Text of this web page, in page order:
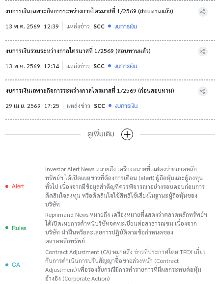
งบการเงินเฉพาะกิจการระหว่างกาลไตรมาสที่ 1/2569 (สอบทานแล้ว)
13 พ.ค. 2569 12:39 แหล่งข่าว SCC งบการเงิน
งบการเงินรวมระหว่างกาลไตรมาสที่ 1/2569 (สอบทานแล้ว)
13 พ.ค. 2569 12:34 แหล่งข่าว SCC งบการเงิน
งบการเงินเฉพาะกิจการระหว่างกาลไตรมาสที่ 1/2569 (ก่อนสอบทาน)
29 เม.ย. 2569 17:25 แหล่งข่าว SCC งบการเงิน
ดูเพิ่มเติม
Alert
Investor Alert News หมายถึง เครื่องหมายที่เแสดงว่าตลาดหลัก
ทรัพย์ฯ ได้เปิดเผยข่าวที่ต้องการเตือน (alert) ผู้ถือหุ้นและผู้ลงทุน
ทั่วไป เนื่องจากมีข้อมูลสำคัญที่ควรพิจารณาอย่างรอบคอบก่อนการ
ตัดสินใจลงทุน หรือตัดสินใจใช้สิทธิใช้เสียงในฐานะผู้ถือหุ้นของ
บริษัท
Rules
Reprimand News หมายถึง เครื่องหมายที่แสดงว่าตลาดหลักทรัพย์ฯ
ได้เปิดเผยการตำหนิบริษัทจดทะเบียนต่อสาธารณชน เนื่องจาก
บริษัท ฝ่าฝืนหรือละเลยการปฏิบัติตามข้อกำหนดของ
ตลาดหลักทรัพย์
CA
Contract Adjustment (CA) หมายถึง ข่าวที่ประกาศโดย TFEX เกี่ยว
กับการดำเนินการปรับสัญญาซื้อขายล่วงหน้า (Contract
Adjustment) เพื่อรองรับกรณีมีการทำรายการที่มีผลกระทบต่อหุ้น
อ้างอิง (Corporate Action)